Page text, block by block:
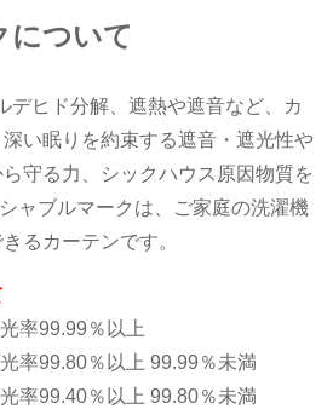
について
デヒド分解、遮熱や遮音など、カ
い眠りを約束する遮音・遮光性や
守る力、シックハウス原因物質を
ャブルマークは、ご家庭の洗濯機
るカーテンです。
率99.99％以上
率99.80％以上 99.99％未満
率99.40％以上 99.80％未満